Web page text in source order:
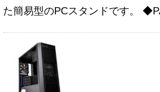
た簡易型のPCスタンドです。